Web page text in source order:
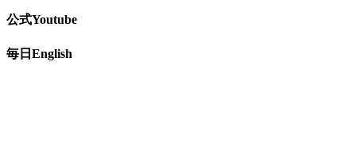
公式Youtube
毎日English